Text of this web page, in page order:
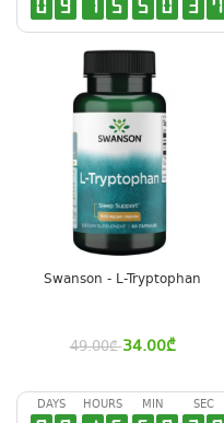
0 9 1 5 5 0 3 6
Swanson - L-Tryptophan
49.00₾ 34.00₾
DAYS HOURS MIN SEC